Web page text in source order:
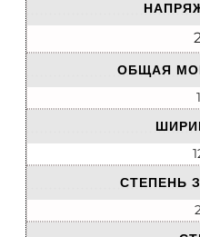
ОБЩАЯ
СТЕПЕНЬ